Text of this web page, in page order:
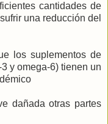
cantidades de
una reducción del
los suplementos de
y omega-6) tienen un
dañada otras partes